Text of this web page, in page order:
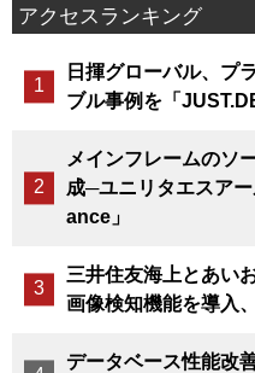
アクセスランキング
日揮グローバル、プ
ブル事例を「
メインフレームのソ
成─ユニリタエスア
ance」
三井住友海上とあい
画像検知機能を導入
データベース性能改